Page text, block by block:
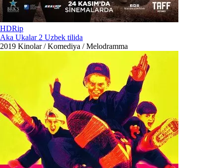
HDRip
Aka Ukalar 2 Uzbek tilida
2019 Kinolar / Komediya / Melodramma